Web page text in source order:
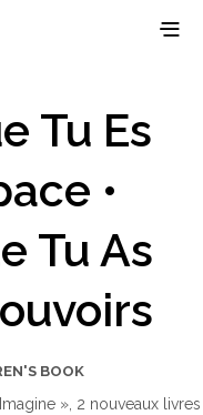
Tu Es
•
Tu As
BOOK
», 2 nouveaux livres